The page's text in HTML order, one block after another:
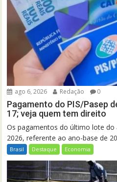
ago 6, 2026 Redação 0
Pagamento do PIS/Pasep
17; veja quem tem direito
Os pagamentos do último lote do
2026, referente ao ano-base de
Brasil Destaque Economia